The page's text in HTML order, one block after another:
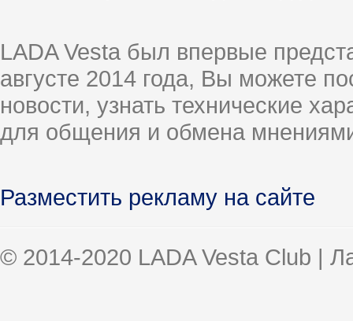
LADA Vesta был впервые
августе 2014 года, Вы можете
новости, узнать технические
для общения и обмена
Разместить рекламу на сайте
© 2014-2020 LADA Vesta Club |